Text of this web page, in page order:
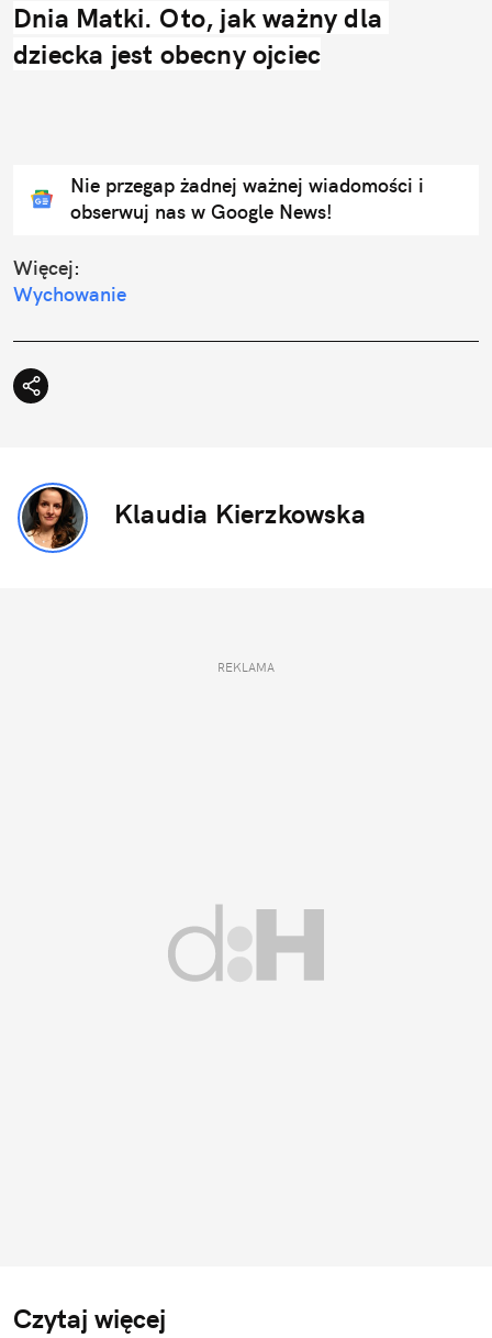
Dnia Matki. Oto, jak ważny dla
dziecka jest obecny ojciec
Nie przegap żadnej ważnej wiadomości i
obserwuj nas w Google News!
Więcej:
Wychowanie
Klaudia Kierzkowska
REKLAMA
Czytaj więcej